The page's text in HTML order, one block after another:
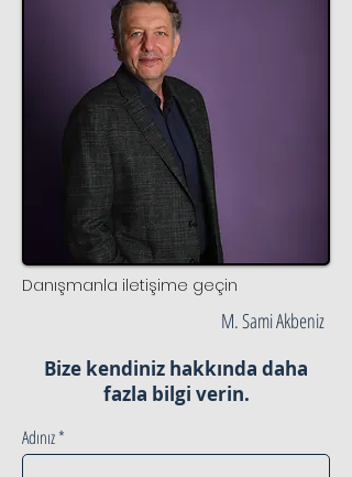
Danışmanla iletişime geçin
M. Sami Akbeniz
Bize kendiniz hakkında daha
fazla bilgi verin.
Adınız